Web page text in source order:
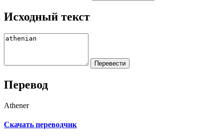
Исходный текст
Перевод
Athener
Скачать переводчик